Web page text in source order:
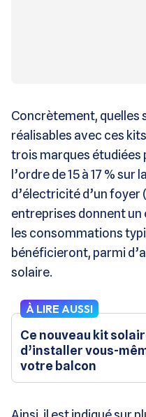
Concrètement, quelles
réalisables avec ces
trois marques étudiées
l’ordre de 15 à 17 %
d’électricité d’un foyer
entreprises donnent
les consommations
bénéficieront, parmi
solaire.
À LIRE AUSSI
Ce nouveau kit
d’installer vous-
votre balcon